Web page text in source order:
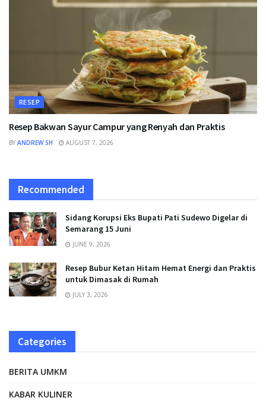
RESEP
Resep Bakwan Sayur Campur yang Renyah dan Praktis
BY ANDREW SH AUGUST 7, 2026
Recommended
Sidang Korupsi Eks Bupati Pati Sudewo Digelar di
Semarang 15 Juni
JUNE 9, 2026
Resep Bubur Ketan Hitam Hemat Energi dan Praktis
untuk Dimasak di Rumah
JULY 3, 2026
Categories
BERITA UMKM
KABAR KULINER